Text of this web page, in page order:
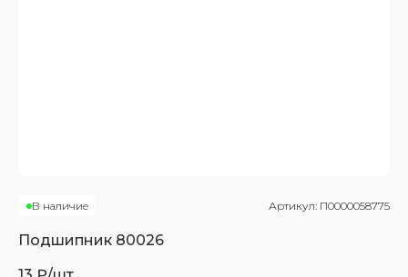
В наличие Артикул: П0000058775
Подшипник 80026